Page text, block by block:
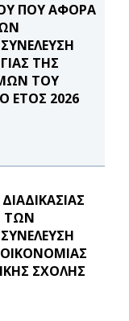
ΠΟΥ ΑΦΟΡΑ
ΤΗΣ
ΤΟΥ
ΕΤΟΣ 2026
ΤΩΝ
ΣΧΟΛΗΣ